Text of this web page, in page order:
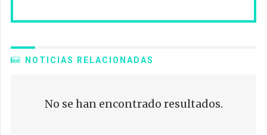
NOTICIAS RELACIONADAS
No se han encontrado resultados.